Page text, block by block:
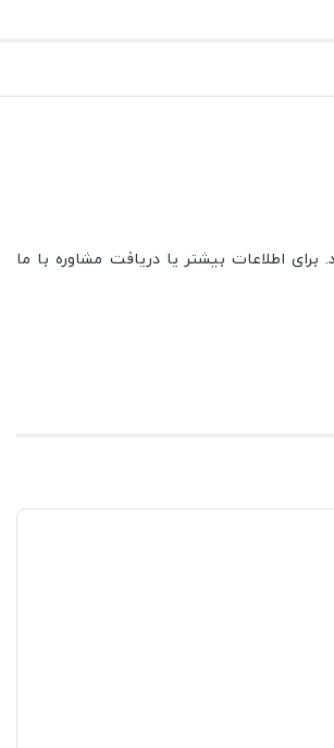
اطلاعات بیشتر یا دریافت مشاوره با ما